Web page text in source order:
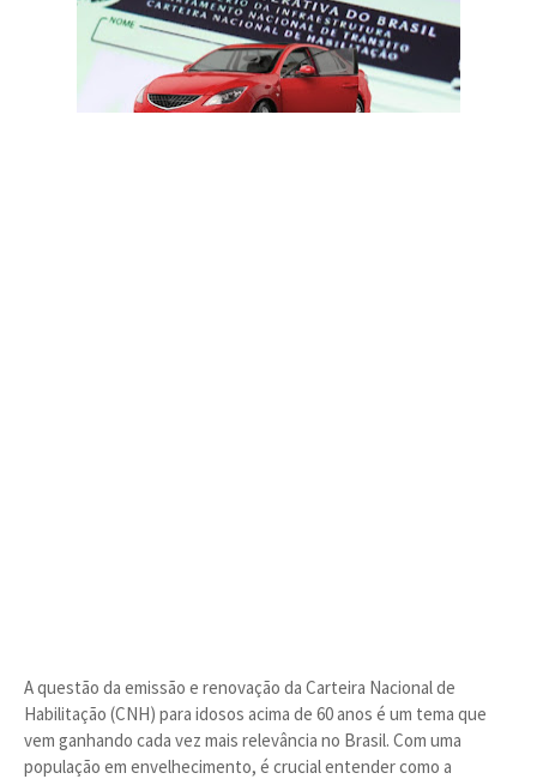
A questão da emissão e renovação da Carteira Nacional de
Habilitação (CNH) para idosos acima de 60 anos é um tema que
vem ganhando cada vez mais relevância no Brasil. Com uma
população em envelhecimento, é crucial entender como a